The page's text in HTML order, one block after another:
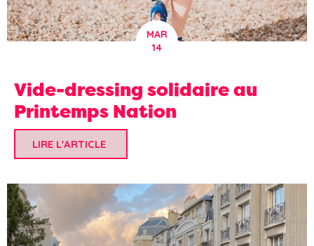
MAR
14
Vide-dressing solidaire au
Printemps Nation
LIRE L'ARTICLE